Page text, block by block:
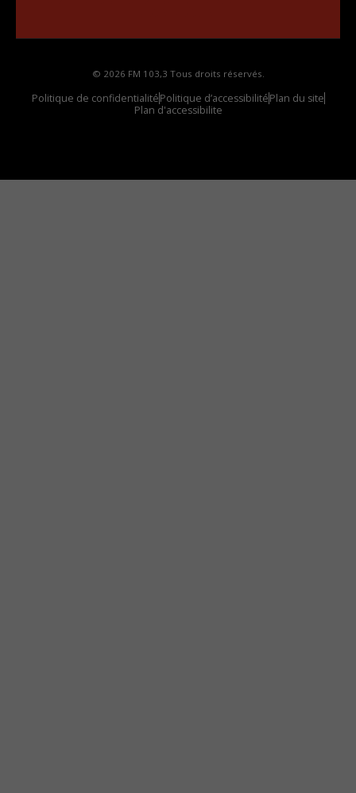
© 2026 FM 103,3 Tous droits réservés.
Politique de confidentialitéPolitique d’accessibilitéPlan du site
Plan d'accessibilite